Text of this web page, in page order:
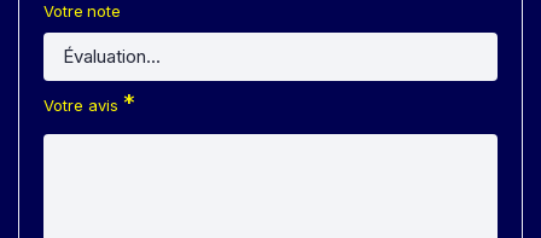
Votre note
Votre avis *